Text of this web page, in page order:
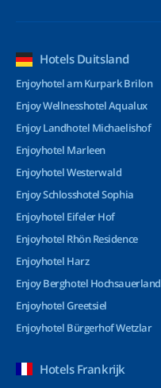
Hotels Duitsland
Enjoyhotel am Kurpark Brilon
Enjoy Wellnesshotel Aqualux
Enjoy Landhotel Michaelishof
Enjoyhotel Marleen
Enjoyhotel Westerwald
Enjoy Schlosshotel Sophia
Enjoyhotel Eifeler Hof
Enjoyhotel Rhön Residence
Enjoyhotel Harz
Enjoy Berghotel Hochsauerland
Enjoyhotel Greetsiel
Enjoyhotel Bürgerhof Wetzlar
Hotels Frankrijk